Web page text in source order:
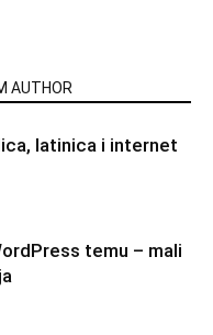
AUTHOR
latinica i internet
temu – mali